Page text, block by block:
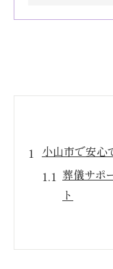
小山市で安心
葬儀サポ
ト
栃木県